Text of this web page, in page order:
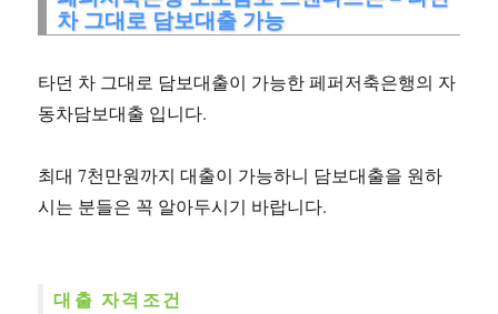
차 그대로 담보대출 가능
타던 차 그대로 담보대출이 가능한 페퍼저축은행의 자
동차담보대출 입니다.
최대 7천만원까지 대출이 가능하니 담보대출을 원하
시는 분들은 꼭 알아두시기 바랍니다.
대출 자격조건